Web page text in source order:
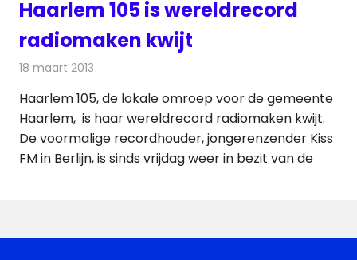
Haarlem 105 is wereldrecord
radiomaken kwijt
18 maart 2013
Haarlem 105, de lokale omroep voor de gemeente
Haarlem, is haar wereldrecord radiomaken kwijt.
De voormalige recordhouder, jongerenzender Kiss
FM in Berlijn, is sinds vrijdag weer in bezit van de